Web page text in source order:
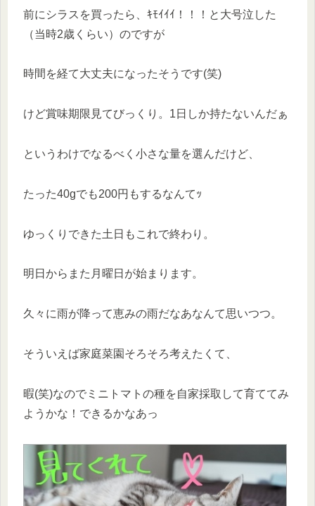
前にシラスを買ったら、ｷﾓｲｲｲ！！！と大号泣した
（当時2歳くらい）のですが
時間を経て大丈夫になったそうです(笑)
けど賞味期限見てびっくり。1日しか持たないんだぁ
というわけでなるべく小さな量を選んだけど、
たった40gでも200円もするなんてｯ
ゆっくりできた土日もこれで終わり。
明日からまた月曜日が始まります。
久々に雨が降って恵みの雨だなあなんて思いつつ。
そういえば家庭菜園そろそろ考えたくて、
暇(笑)なのでミニトマトの種を自家採取して育ててみ
ようかな！できるかなあっ